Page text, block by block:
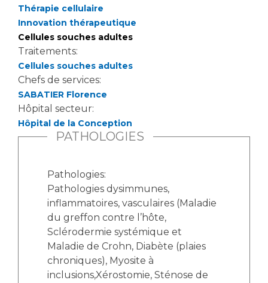
Culture à l'hôpital
Laïcité et cultes
Les associations
Livret d'accueil
Salon des familles
Transports sanitaires
Vos droits, vos devoirs
Handi 13
Pôle Médecine Physique et Réadaptation
Accueil sourds et malentendants
Charte Romain Jacob
Mouvement Parcours Handicap 13
Chercheurs
La recherche clinique à l'AP-HM
Les structures de recherche
Écoles et Instituts de Formation
Professionnels de santé
Adresser un patient
Réseaux de soins
Adresser un examen au Laboratoire de Biologie
Thérapie cellulaire
Innovation thérapeutique
Cellules souches adultes
Traitements:
Cellules souches adultes
Chefs de services:
SABATIER Florence
Hôpital secteur:
Hôpital de la Conception
PATHOLOGIES
Pathologies:
Pathologies dysimmunes,
inflammatoires, vasculaires (Maladie
du greffon contre l’hôte,
Sclérodermie systémique et
Maladie de Crohn, Diabète (plaies
chroniques), Myosite à
inclusions,Xérostomie, Sténose de